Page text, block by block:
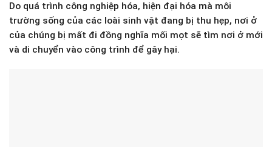
Do quá trình công nghiệp hóa, hiện đại hóa mà môi
trường sống của các loài sinh vật đang bị thu hẹp, nơi ở
của chúng bị mất đi đồng nghĩa mối mọt sẽ tìm nơi ở mới
và di chuyển vào công trình để gây hại.